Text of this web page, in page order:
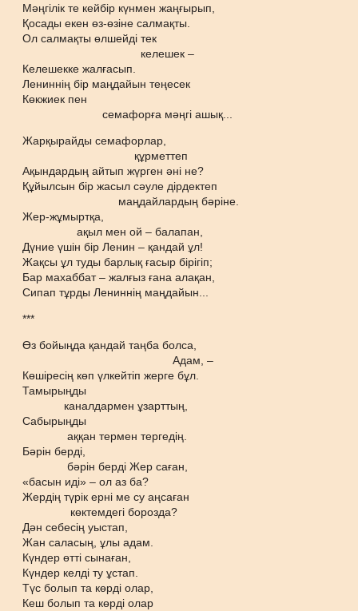
Мәңгілік те кейбір күнмен жаңғырып,
Қосады екен өз-өзіне салмақты.
Ол салмақты өлшейді тек
келешек –
Келешекке жалғасып.
Лениннің бір маңдайын теңесек
Көкжиек пен
семафорға мәңгі ашық...
Жарқырайды семафорлар,
құрметтеп
Ақындардың айтып жүрген әні не?
Құйылсын бір жасыл сәуле дірдектеп
маңдайлардың бәріне.
Жер-жұмыртқа,
ақыл мен ой – балапан,
Дүние үшін бір Ленин – қандай ұл!
Жақсы ұл туды барлық ғасыр бірігіп;
Бар махаббат – жалғыз ғана алақан,
Сипап тұрды Лениннің маңдайын...
***
Өз бойыңда қандай таңба болса,
Адам, –
Көшіресің көп үлкейтіп жерге бұл.
Тамырыңды
каналдармен ұзарттың,
Сабырыңды
аққан термен тергедің.
Бәрін берді,
бәрін берді Жер саған,
«басын иді» – ол аз ба?
Жердің түрік ерні ме су аңсаған
көктемдегі борозда?
Дән себесің уыстап,
Жан саласың, ұлы адам.
Күндер өтті сынаған,
Күндер келді ту ұстап.
Түс болып та көрді олар,
Кеш болып та көрді олар